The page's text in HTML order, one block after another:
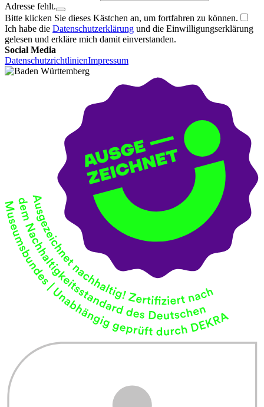
Adresse fehlt.
Bitte klicken Sie dieses Kästchen an, um fortfahren zu können.
Ich habe die Datenschutzerklärung und die Einwilligungserklärung
gelesen und erkläre mich damit einverstanden.
Social Media
DatenschutzrichtlinienImpressum